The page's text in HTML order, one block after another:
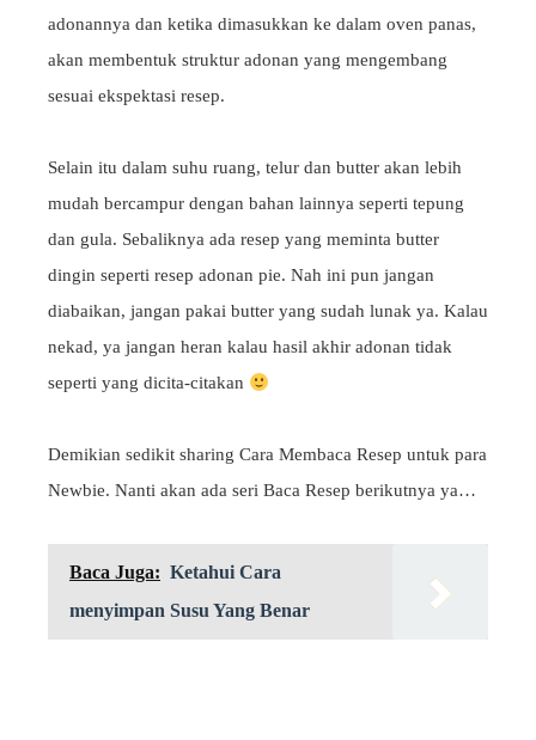
adonannya dan ketika dimasukkan ke dalam oven panas,
akan membentuk struktur adonan yang mengembang
sesuai ekspektasi resep.
Selain itu dalam suhu ruang, telur dan butter akan lebih
mudah bercampur dengan bahan lainnya seperti tepung
dan gula. Sebaliknya ada resep yang meminta butter
dingin seperti resep adonan pie. Nah ini pun jangan
diabaikan, jangan pakai butter yang sudah lunak ya. Kalau
nekad, ya jangan heran kalau hasil akhir adonan tidak
seperti yang dicita-citakan
Demikian sedikit sharing Cara Membaca Resep untuk para
Newbie. Nanti akan ada seri Baca Resep berikutnya ya…
Baca Juga: Ketahui Cara
menyimpan Susu Yang Benar